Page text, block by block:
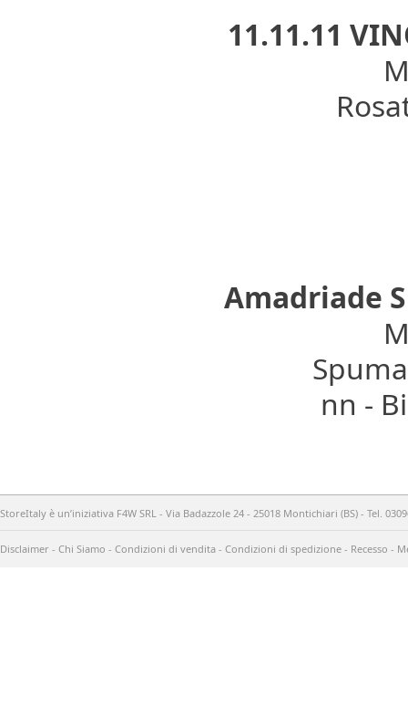
11.11.11
Amadriade
nn -
StoreItaly è un’iniziativa F4W SRL - Via Badazzole 24 - 25018 Montichiari (BS) - Tel.
Disclaimer - Chi Siamo - Condizioni di vendita - Condizioni di spedizione - Recesso -